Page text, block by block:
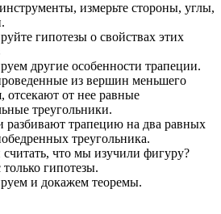
измерьте стороны, углы,
гипотезы о свойствах этих
другие особенности трапеции.
из вершин меньшего
отсекают от нее равные
треугольники.
разбивают трапецию на два равных
треугольника.
что мы изучили фигуру?
гипотезы.
и докажем теоремы.